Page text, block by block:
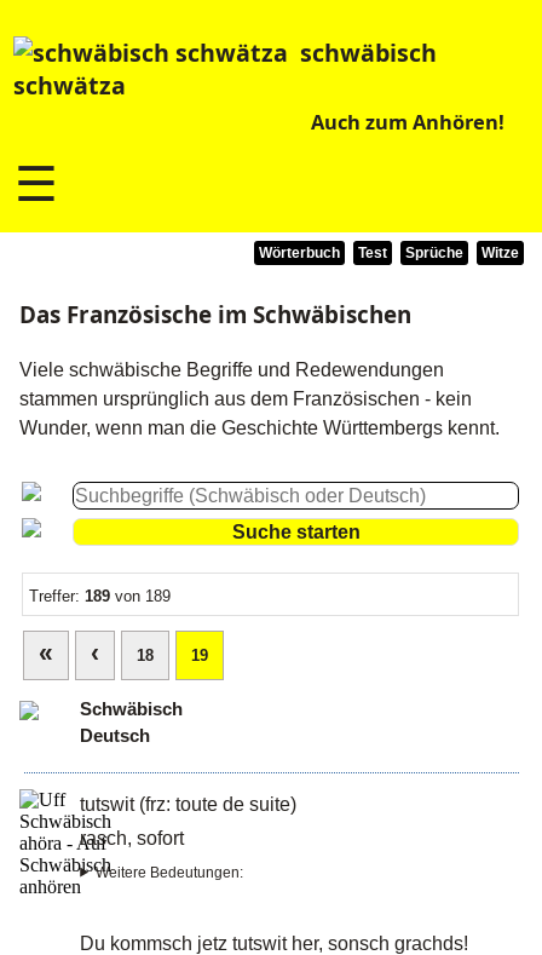
schwäbisch
schwätza
Auch zum Anhören!
☰
Wörterbuch Test Sprüche Witze
Das Französische im Schwäbischen
Viele schwäbische Begriffe und Redewendungen
stammen ursprünglich aus dem Französischen - kein
Wunder, wenn man die Geschichte Württembergs kennt.
Treffer: 189 von 189
« ‹ 18 19
Schwäbisch
Deutsch
tutswit (frz: toute de suite)
rasch, sofort
Weitere Bedeutungen:
Du kommsch jetz tutswit her, sonsch grachds!